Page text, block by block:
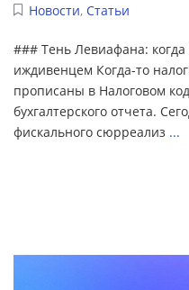
Новости, Статьи
### Тень Левиафана: когда
иждивенцем Когда-то
прописаны в Налоговом
бухгалтерского отчета.
фискального сюрреализ ...